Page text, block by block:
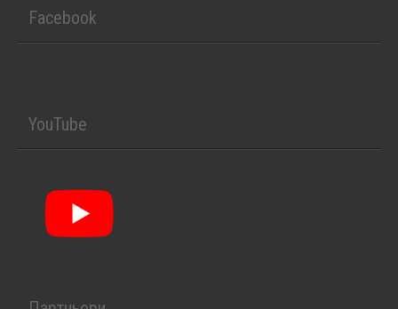
Facebook
YouTube